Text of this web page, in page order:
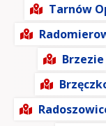
Tarnów
Brzezie